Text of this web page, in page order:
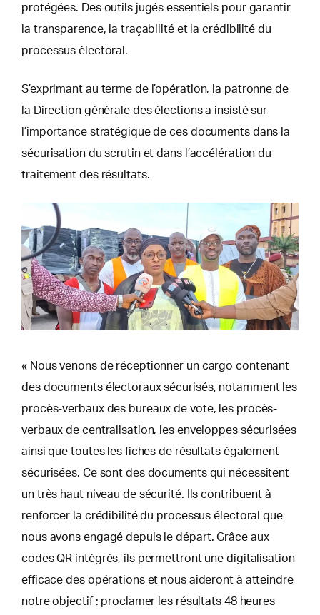
protégées. Des outils jugés essentiels pour garantir
la transparence, la traçabilité et la crédibilité du
processus électoral.
S’exprimant au terme de l’opération, la patronne de
la Direction générale des élections a insisté sur
l’importance stratégique de ces documents dans la
sécurisation du scrutin et dans l’accélération du
traitement des résultats.
« Nous venons de réceptionner un cargo contenant
des documents électoraux sécurisés, notamment les
procès-verbaux des bureaux de vote, les procès-
verbaux de centralisation, les enveloppes sécurisées
ainsi que toutes les fiches de résultats également
sécurisées. Ce sont des documents qui nécessitent
un très haut niveau de sécurité. Ils contribuent à
renforcer la crédibilité du processus électoral que
nous avons engagé depuis le départ. Grâce aux
codes QR intégrés, ils permettront une digitalisation
efficace des opérations et nous aideront à atteindre
notre objectif : proclamer les résultats 48 heures